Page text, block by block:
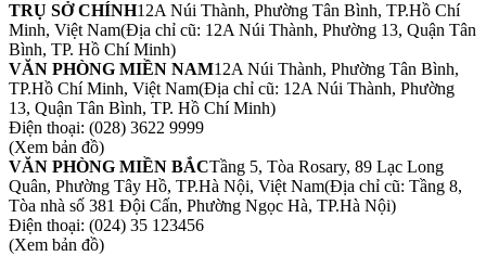
TRỤ SỞ CHÍNH12A Núi Thành, Phường Tân Bình, TP.Hồ Chí
Minh, Việt Nam(Địa chỉ cũ: 12A Núi Thành, Phường 13, Quận Tân
Bình, TP. Hồ Chí Minh)
VĂN PHÒNG MIỀN NAM12A Núi Thành, Phường Tân Bình,
TP.Hồ Chí Minh, Việt Nam(Địa chỉ cũ: 12A Núi Thành, Phường
13, Quận Tân Bình, TP. Hồ Chí Minh)
Điện thoại: (028) 3622 9999
(Xem bản đồ)
VĂN PHÒNG MIỀN BẮCTầng 5, Tòa Rosary, 89 Lạc Long
Quân, Phường Tây Hồ, TP.Hà Nội, Việt Nam(Địa chỉ cũ: Tầng 8,
Tòa nhà số 381 Đội Cấn, Phường Ngọc Hà, TP.Hà Nội)
Điện thoại: (024) 35 123456
(Xem bản đồ)